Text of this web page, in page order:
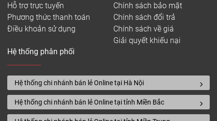
Ván sàn giá rẻ vân gỗ đẹp
hề đơn giản. Có 4 loại sàn nhựa Vinyl giá rẻ khác
nhau như sàn nhựa có hèm khóa SPC, sàn nhựa
PVC dán keo, sàn nhựa tự dán giá rẻ, sàn nhựa
Hỗ trợ trực tuyến
Phương thức thanh toán
Điều khoản sử dụng
Chính sách bảo mật
Chính sách đổi trả
Chính sách về giá
Giải quyết khiếu nại
Hệ thống phân phối
Hệ thống chi nhánh bán lẻ Online tại Hà Nội
Hệ thống chi nhánh bán lẻ Online tại tỉnh Miền Bắc